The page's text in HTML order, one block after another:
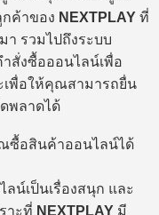
ค้าของ NEXTPLAY ที่
า รวมไปถึงระบบ
สั่งซื้อออนไลน์เพื่อ
เพื่อให้คุณสามารถยื่น
พลาดได้
ซื้อสินค้าออนไลน์ได้
น์เป็นเรื่องสนุก และ
าะที่ NEXTPLAY มี